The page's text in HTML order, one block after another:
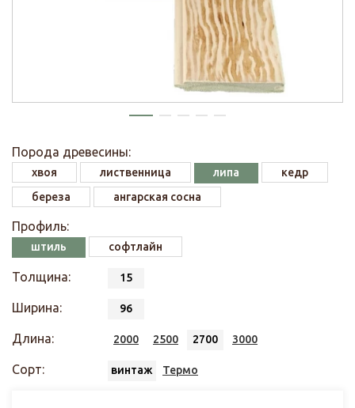
Порода древесины:
хвоя лиственница липа
кедр
береза
ангарская сосна
Профиль:
штиль софтлайн
Толщина: 15
Ширина: 96
Длина: 2000 2500 2700 3000
Сорт: винтаж Термо